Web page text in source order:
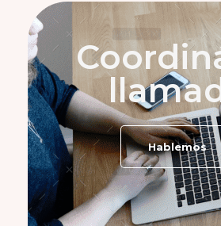
Hablemos